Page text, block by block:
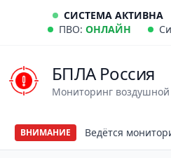
СИСТЕМА АКТИВНА
ПВО: ОНЛАЙН
БПЛА Россия
Мониторинг воздушной
ВНИМАНИЕ Ведётся